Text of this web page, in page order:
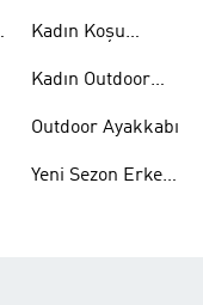
Kadın Koşu
Kadın Outdoor
Outdoor Ayakkabı
Yeni Sezon Erkek